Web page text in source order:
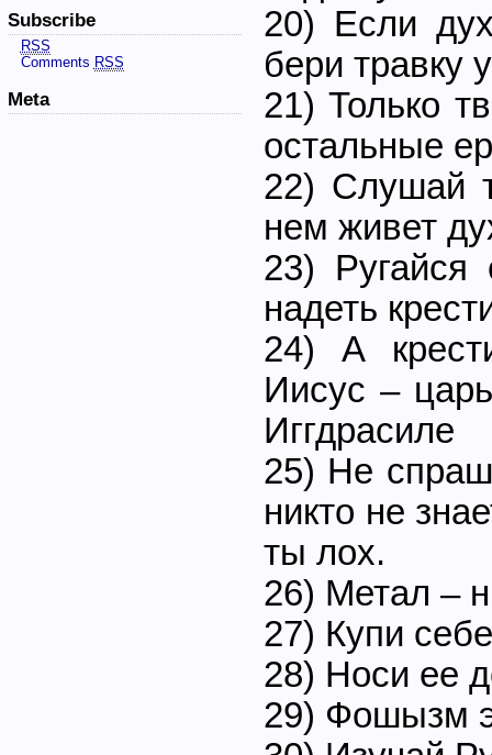
20) Если
бери травку
21) Только
остальные
22) Слушай
нем живет
23)
надеть
24) А
Иисус –
Иггдрасиле
25) Не
никто не
ты лох.
26) Метал –
27) Купи
28) Носи ее
29) Фошызм
Subscribe
RSS
Comments RSS
Meta